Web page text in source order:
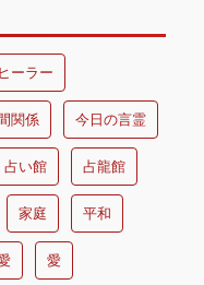
ヒーラー
関係 今日の言霊
占い館 占龍館
家庭 平和
愛